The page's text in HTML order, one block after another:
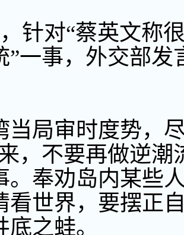
针对“蔡英文称
”一事，外交部发
当局审时度势，
，不要再做逆潮
。奉劝岛内某些
看世界，要摆正
之蛙。